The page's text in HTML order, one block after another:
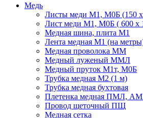
Медь
Листы меди М1, М0Б (150 х
Лист меди М1, М0Б ( 600 х
Медная шина, плита М1
Лента медная М1 (на
Медная проволока ММ
Медный луженый ММЛ
Медный пруток М1т, М0Б
Трубка медная М2 (1 м)
Трубка медная бухтовая
Плетенка медная ПМЛ,
Провод щеточный ПЩ
Медная сетка